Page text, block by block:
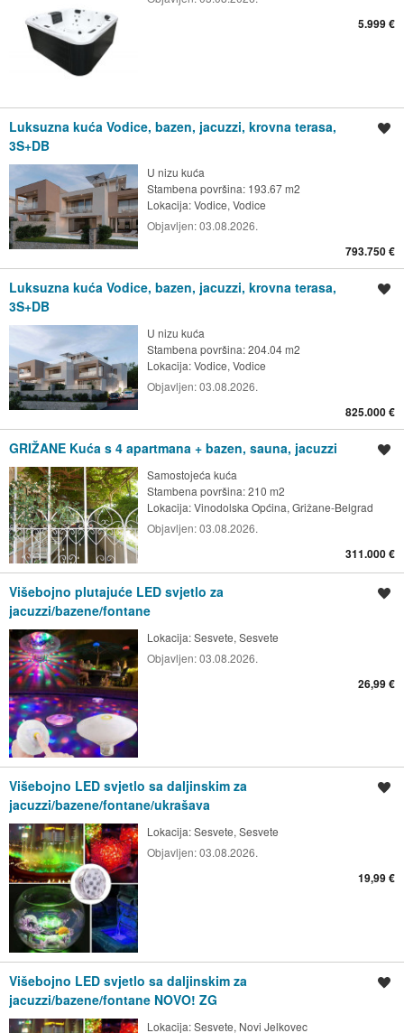
5.999 €
Luksuzna kuća Vodice, bazen, jacuzzi, krovna terasa,
3S+DB
U nizu kuća
Stambena površina: 193.67 m2
Lokacija:Vodice, Vodice
Objavljen:03.08.2026.
793.750 €
Luksuzna kuća Vodice, bazen, jacuzzi, krovna terasa,
3S+DB
U nizu kuća
Stambena površina: 204.04 m2
Lokacija:Vodice, Vodice
Objavljen:03.08.2026.
825.000 €
GRIŽANE Kuća s 4 apartmana + bazen, sauna, jacuzzi
Samostojeća kuća
Stambena površina: 210 m2
Lokacija:Vinodolska Općina, Grižane-Belgrad
Objavljen:03.08.2026.
311.000 €
Višebojno plutajuće LED svjetlo za
jacuzzi/bazene/fontane
Lokacija:Sesvete, Sesvete
Objavljen:03.08.2026.
26,99 €
Višebojno LED svjetlo sa daljinskim za
jacuzzi/bazene/fontane/ukrašava
Lokacija:Sesvete, Sesvete
Objavljen:03.08.2026.
19,99 €
Višebojno LED svjetlo sa daljinskim za
jacuzzi/bazene/fontane NOVO! ZG
Lokacija:Sesvete, Novi Jelkovec